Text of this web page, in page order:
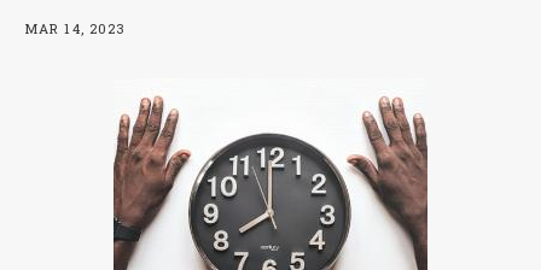
MAR 14, 2023